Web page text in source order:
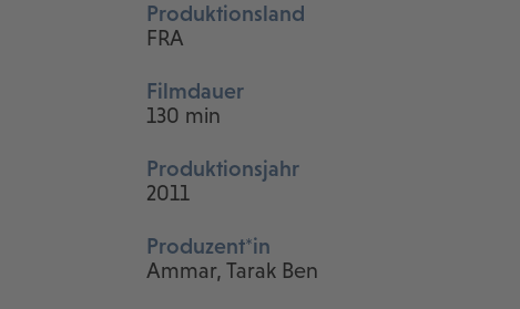
Produktionsland
FRA
Filmdauer
130 min
Produktionsjahr
2011
Produzent*in
Ammar, Tarak Ben